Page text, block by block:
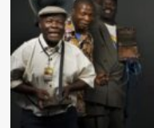
colheita
agrícola
no
Songo